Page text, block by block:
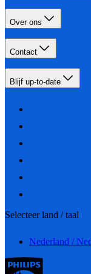
Over ons
Contact
Blijf up-to-date
Selecteer land / taal
Nederland /